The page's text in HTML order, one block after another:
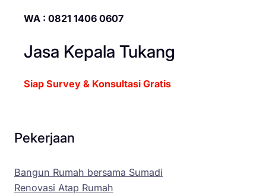
WA : 0821 1406 0607
Jasa Kepala Tukang
Siap Survey & Konsultasi Gratis
Pekerjaan
Bangun Rumah bersama Sumadi
Renovasi Atap Rumah